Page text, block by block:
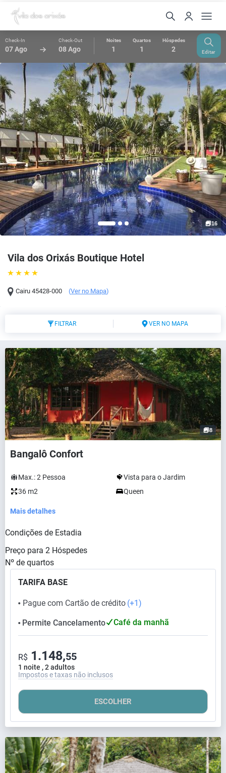
Check-In
07 Ago
Check-Out
08 Ago
Noites
1
Quartos
1
Hóspedes
2 Editar
Vila dos Orixás Boutique Hotel
Cairu 45428-000 (Ver no Mapa)
16
FILTRAR VER NO MAPA
8
Bangalô Confort
Max.:2 Pessoa
Vista para o Jardim
36 m2
Queen
Mais detalhes
Condições de Estadia
Preço para 2 Hóspedes
Nº de quartos
TARIFA BASE
⬤ Pague com Cartão de crédito (+1)
⬤ Permite Cancelamento Café da manhã
1 noite , 2 adultos
R$ 1.148,55
Impostos e taxas não inclusos
ESCOLHER